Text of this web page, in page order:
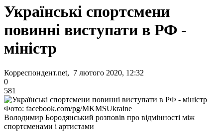
Українські спортсмени
повинні виступати в РФ -
міністр
Корреспондент.net, 7 лютого 2020, 12:32
0
581
Фото: facebook.com/pg/MKMSUkraine
Володимир Бородянський розповів про відмінності між
спортсменами і артистами